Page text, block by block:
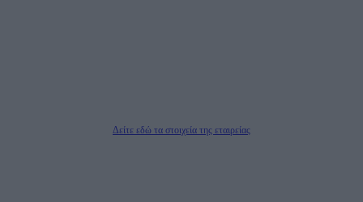
Δείτε εδώ τα στοιχεία της εταιρείας